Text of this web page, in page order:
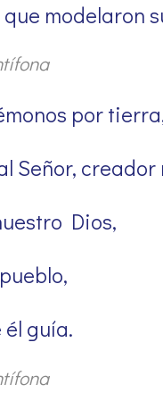
modelaron
por
Señor, creador
Dios,
guía.